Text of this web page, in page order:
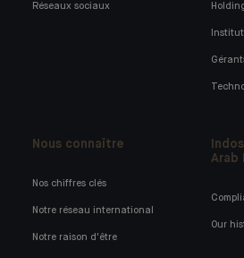
Réseaux sociaux
Nous connaître
Nos chiffres clés
Notre réseau international
Notre raison d'être
Arab
Our